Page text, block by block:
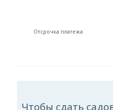
Отсрочка платежа
Чтобы сдать